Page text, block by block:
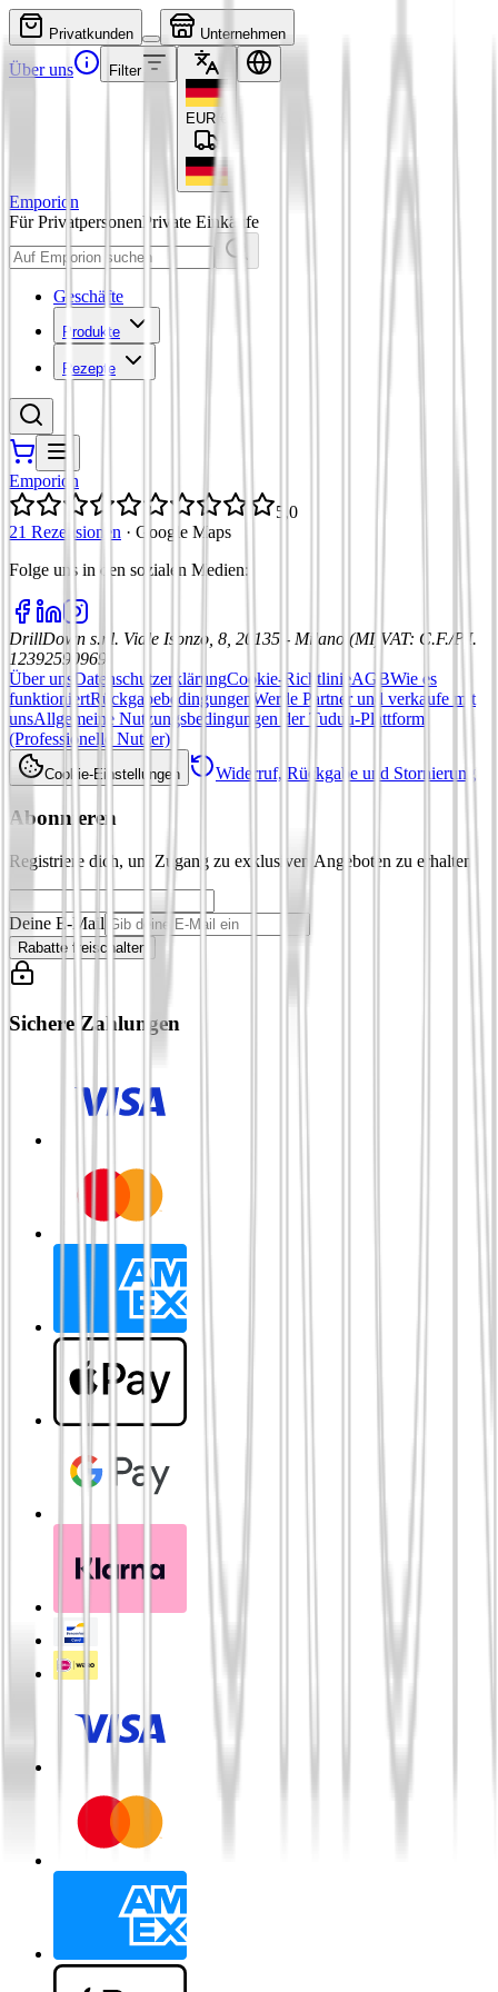
Privatkunden Unternehmen
Über uns Filter
EUR
Emporion
Für PrivatpersonenPrivate Einkäufe
Geschäfte
Produkte
Rezepte
Emporion
5,0
21 Rezensionen · Google Maps
Folge uns in den sozialen Medien:
DrillDown s.r.l. Viale Isonzo, 8, 20135 - Milano (MI) VAT: C.F./P.I.
12392590969
Über uns DatenschutzerklärungCookie-RichtlinieAGBWie es
funktioniertRückgabebedingungen Werde Partner und verkaufe mit
unsAllgemeine Nutzungsbedingungen der Tuduu-Plattform
(Professionelle Nutzer)
Cookie-Einstellungen Widerruf, Rückgabe und Stornierung
Abonnieren
Registriere dich, um Zugang zu exklusiven Angeboten zu erhalten
Deine E-Mail
Rabatte freischalten
Sichere Zahlungen